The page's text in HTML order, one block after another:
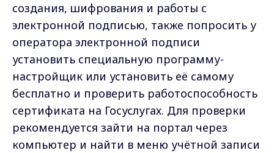
создания, шифрования и работы с
электронной подписью, также попросить у
оператора электронной подписи
установить специальную программу-
настройщик или установить её самому
бесплатно и проверить работоспособность
сертификата на Госуслугах. Для проверки
рекомендуется зайти на портал через
компьютер и найти в меню учётной записи